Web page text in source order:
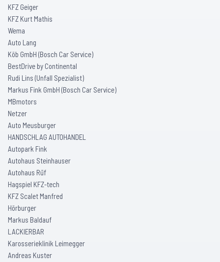
KFZ Geiger
KFZ Kurt Mathis
Wema
Auto Lang
Köb GmbH (Bosch Car Service)
BestDrive by Continental
Rudi Lins (Unfall Spezialist)
Markus Fink GmbH (Bosch Car Service)
MBmotors
Netzer
Auto Meusburger
HANDSCHLAG AUTOHANDEL
Autopark Fink
Autohaus Steinhauser
Autohaus Rüf
Hagspiel KFZ-tech
KFZ Scalet Manfred
Hörburger
Markus Baldauf
LACKIERBAR
Karosserieklinik Leimegger
Andreas Kuster